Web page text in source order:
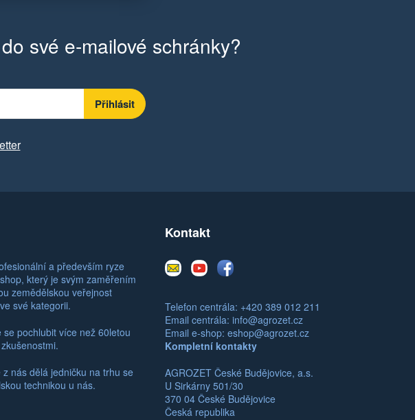
své e-mailové schránky?
a především ryze
který je svým zaměřením
zemědělskou veřejnost
své kategorii.
se pochlubit více než 60letou
z nás dělá jedničku na trhu se
technikou u nás.
Kontakt
E-
mail
YoutubeFacebook
Telefon centrála: +420 389 012 211
Email centrála: info@agrozet.cz
Email e-shop: eshop@agrozet.cz
Kompletní kontakty
AGROZET České Budějovice, a.s.
U Sirkárny 501/30
370 04 České Budějovice
Česká republika